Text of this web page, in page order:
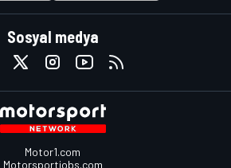
Sosyal medya
Motor1.com
Motorsportjobs.com